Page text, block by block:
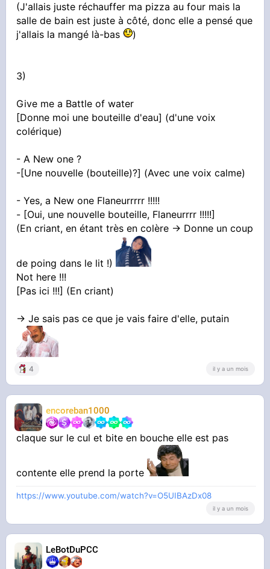
(J'allais juste réchauffer ma pizza au four mais la
salle de bain est juste à côté, donc elle a pensé que
j'allais la mangé là-bas
)
3)
Give me a Battle of water
[Donne moi une bouteille d'eau] (d'une voix
colérique)
- A New one ?
-[Une nouvelle (bouteille)?] (Avec une voix calme)
- Yes, a New one Flaneurrrrr !!!!!
- [Oui, une nouvelle bouteille, Flaneurrrr !!!!!]
(En criant, en étant très en colère -> Donne un coup
de poing dans le lit !)
Not here !!!
[Pas ici !!!] (En criant)
-> Je sais pas ce que je vais faire d'elle, putain
4 il y a un mois
encoreban1000
claque sur le cul et bite en bouche elle est pas
contente elle prend la porte
https://www.youtube.com/watch?v=O5UIBAzDx08
il y a un mois
LeBotDuPCC